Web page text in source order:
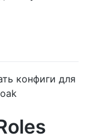
конфиги для